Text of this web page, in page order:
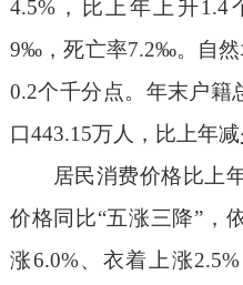
4.5%，比上年上升1.4
9‰ ，死亡率7.2‰。自
0.2个千分点。年末户籍
口443.15万人，比上年
居民消费价格比上
价格同比“五涨三降” ，
涨6.0%、衣着上涨2.5%